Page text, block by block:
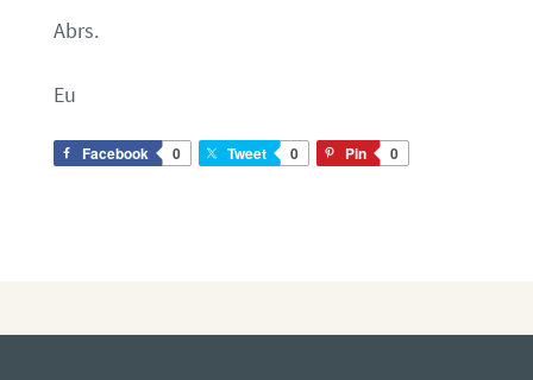
Abrs.
Eu
Facebook 0 Tweet 0 Pin 0